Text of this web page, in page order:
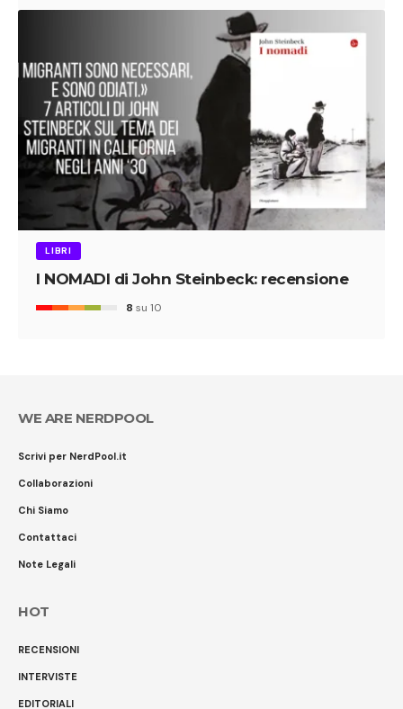
LIBRI
I NOMADI di John Steinbeck: recensione
8 su 10
WE ARE NERDPOOL
Scrivi per NerdPool.it
Collaborazioni
Chi Siamo
Contattaci
Note Legali
HOT
RECENSIONI
INTERVISTE
EDITORIALI